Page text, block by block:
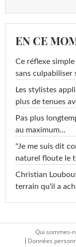
EN CE
Ce réflexe
sans
Les stylistes
plus de tenues
Pas plus
au maximum...
"Je me suis dit
naturel floute le
Christian
terrain qu'il a
Qui sommes-
Données